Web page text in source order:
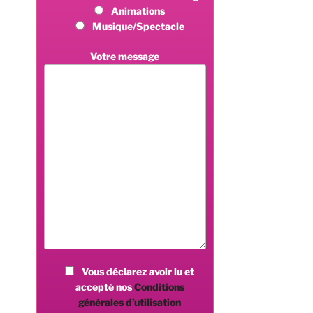
Animations
Musique/Spectacle
Votre message
Vous déclarez avoir lu et
accepté nosConditions
générales d’utilisation